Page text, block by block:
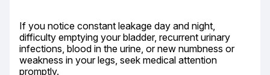
If you notice constant leakage day and night,
difficulty emptying your bladder, recurrent urinary
infections, blood in the urine, or new numbness or
weakness in your legs, seek medical attention
promptly.